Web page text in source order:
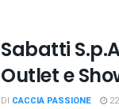
Sabatti
Outlet e
DI CACCIA PASSIONE 22